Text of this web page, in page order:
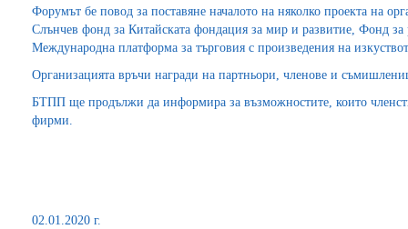
Форумът бе повод за поставяне началото на няколко проекта на
Слънчев фонд за Китайската фондация за мир и развитие, Фонд за
Международна платформа за търговия с произведения на
Организацията връчи награди на партньори, членове и
БТПП ще продължи да информира за възможностите, които
фирми.
02.01.2020 г.